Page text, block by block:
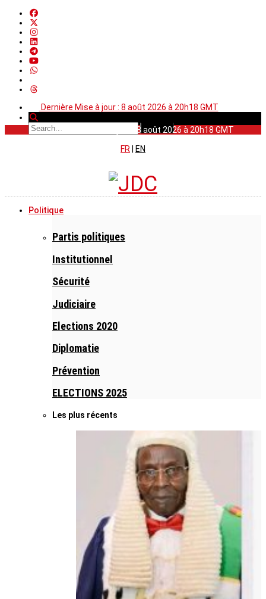
Dernière Mise à jour : 8 août 2026 à 20h18 GMT
Dernière Mise à jour : 8 août 2026 à 20h18 GMT
FR
EN
Politique
Partis politiques
Institutionnel
Sécurité
Judiciaire
Elections 2020
Diplomatie
Prévention
ELECTIONS 2025
Les plus récents